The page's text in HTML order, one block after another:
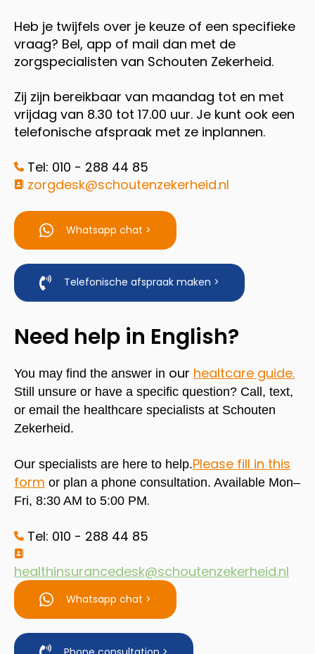
Heb je twijfels over je keuze of een specifieke
vraag? Bel, app of mail dan met de
zorgspecialisten van Schouten Zekerheid.
Zij zijn bereikbaar van maandag tot en met
vrijdag van 8.30 tot 17.00 uur. Je kunt ook een
telefonische afspraak met ze inplannen.
Tel: 010 - 288 44 85
zorgdesk@schoutenzekerheid.nl
Whatsapp chat >
Telefonische afspraak maken >
Need help in English?
You may find the answer in our healtcare guide.
Still unsure or have a specific question? Call, text,
or email the healthcare specialists at Schouten
Zekerheid.
Our specialists are here to help.Please fill in this
form or plan a phone consultation. Available Mon–
Fri, 8:30 AM to 5:00 PM.
Tel: 010 - 288 44 85
healthinsurancedesk@schoutenzekerheid.nl
Whatsapp chat >